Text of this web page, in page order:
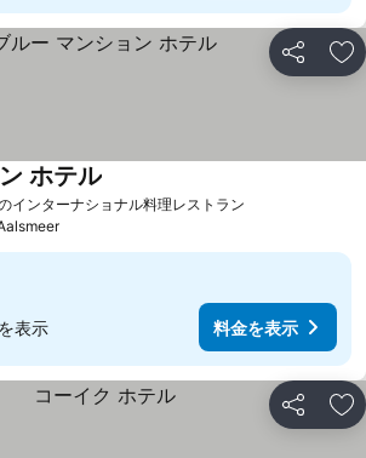
シェア お
インターナショナル料理レストラン
ホテル
表示 料金を表示
シェア お